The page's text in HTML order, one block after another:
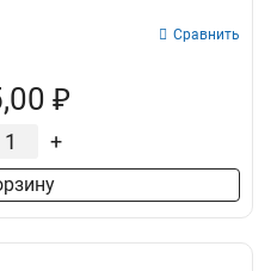
Сравнить
₽
+